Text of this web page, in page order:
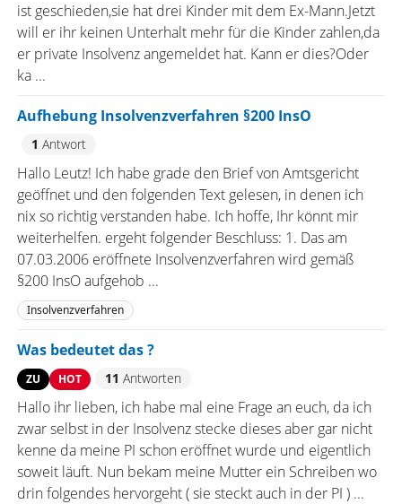
ist geschieden,sie hat drei Kinder mit dem Ex-Mann.Jetzt
will er ihr keinen Unterhalt mehr für die Kinder zahlen,da
er private Insolvenz angemeldet hat. Kann er dies?Oder
ka ...
Aufhebung Insolvenzverfahren §200 InsO
1 Antwort
Hallo Leutz! Ich habe grade den Brief von Amtsgericht
geöffnet und den folgenden Text gelesen, in denen ich
nix so richtig verstanden habe. Ich hoffe, Ihr könnt mir
weiterhelfen. ergeht folgender Beschluss: 1. Das am
07.03.2006 eröffnete Insolvenzverfahren wird gemäß
§200 InsO aufgehob ...
Insolvenzverfahren
Was bedeutet das ?
ZU HOT 11 Antworten
Hallo ihr lieben, ich habe mal eine Frage an euch, da ich
zwar selbst in der Insolvenz stecke dieses aber gar nicht
kenne da meine PI schon eröffnet wurde und eigentlich
soweit läuft. Nun bekam meine Mutter ein Schreiben wo
drin folgendes hervorgeht ( sie steckt auch in der PI ) ...